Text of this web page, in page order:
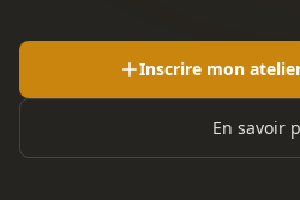
Inscrire mon
En savoir